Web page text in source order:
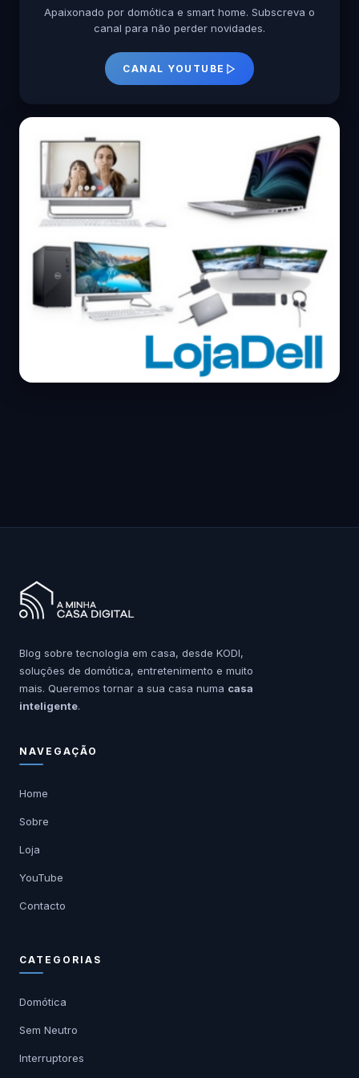
Apaixonado por domótica e smart home. Subscreva o
canal para não perder novidades.
CANAL YOUTUBE
Blog sobre tecnologia em casa, desde KODI,
soluções de domótica, entretenimento e muito
mais. Queremos tornar a sua casa numa casa
inteligente.
NAVEGAÇÃO
Home
Sobre
Loja
YouTube
Contacto
CATEGORIAS
Domótica
Sem Neutro
Interruptores